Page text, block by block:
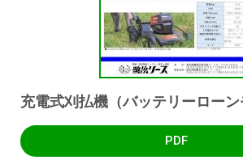
充電式刈払機（バッテリーローン
PDF